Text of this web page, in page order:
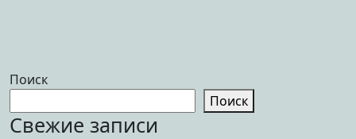
Поиск
Поиск
Свежие записи